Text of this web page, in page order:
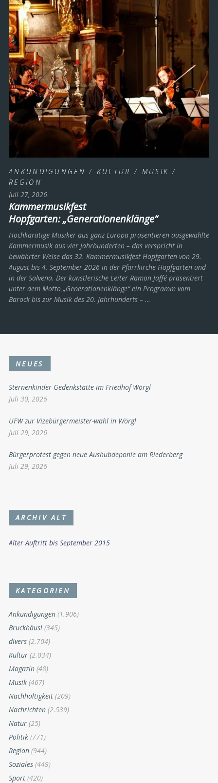
ANKÜNDIGUNGEN / KULTUR / MUSIK /
REGION
Juli 27, 2026
Kammermusikfest
Hopfgarten: „Generationenklänge“
Hochkarätige Musiker aus ganz Europa präsentieren ausgewählte
Kammermusik aus vier Jahrhunderten – das verspricht in
bewährter Weise das 32. Kammermusikfest Hopfgarten von 29.
August bis 4. September 2026 in der Pfarrkirche Hopfgarten und
in der Salvena. Der künstlerische Leiter Ramon Jaffé präsentiert
unter dem Motto „Generationenklänge“ ein Programm vom
Barock bis zur Musik des 20. Jahrhunderts ­– …
NEUES
Sternenkinder-Gedenkstätte im Friedhof Wörgl
Juli 30, 2026
UFW zur Vizebürgermeister-wahl in Wörgl
Juli 29, 2026
Bürgerprotest gegen neue Aushubdeponie am Riederberg
Juli 29, 2026
ARCHIV ALT
Alter Auftritt bis September 2015
KATEGORIEN
Ankündigungen (1.906)
Bruckhäusl (345)
divers (2.704)
Kultur (2.034)
Magazin (48)
Musik (467)
Nachhaltigkeit (209)
Nachrichten (2.539)
Natur (25)
Politik (771)
Region (944)
Soziales (449)
Sport (420)